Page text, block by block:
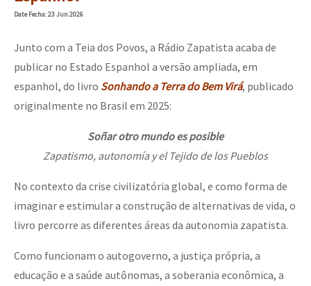
DateFecha: 23 Jun 2026
Junto com a Teia dos Povos, a Rádio Zapatista acaba de
publicar no Estado Espanhol a versão ampliada, em
espanhol, do livro Sonhando a Terra do Bem Virá, publicado
originalmente no Brasil em 2025:
Soñar otro mundo es posible
Zapatismo, autonomía y el Tejido de los Pueblos
No contexto da crise civilizatória global, e como forma de
imaginar e estimular a construção de alternativas de vida, o
livro percorre as diferentes áreas da autonomia zapatista.
Como funcionam o autogoverno, a justiça própria, a
educação e a saúde autônomas, a soberania econômica, a